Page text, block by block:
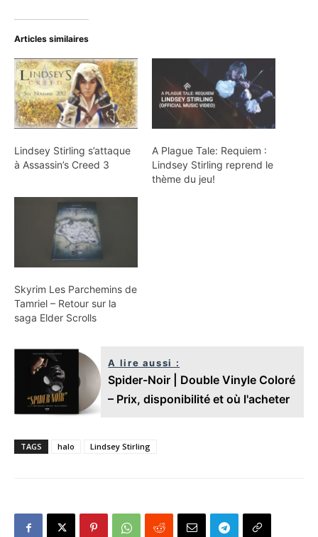
Articles similaires
Lindsey Stirling s’attaque
à Assassin’s Creed 3
A Plague Tale: Requiem :
Lindsey Stirling reprend le
thème du jeu!
Skyrim Les Parchemins de
Tamriel – Retour sur la
saga Elder Scrolls
A lire aussi :
Spider-Noir | Double Vinyle Coloré
– Prix, disponibilité et où l'acheter
TAGS halo Lindsey Stirling